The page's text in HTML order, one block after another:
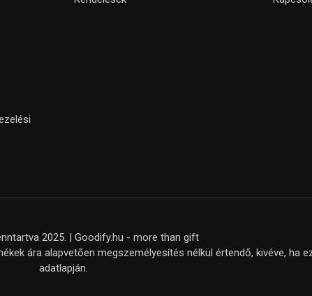
2025. | Goodify.hu - more than gift
ára alapvetően megszemélyesítés nélkül értendő, kivéve, ha
adatlapján.